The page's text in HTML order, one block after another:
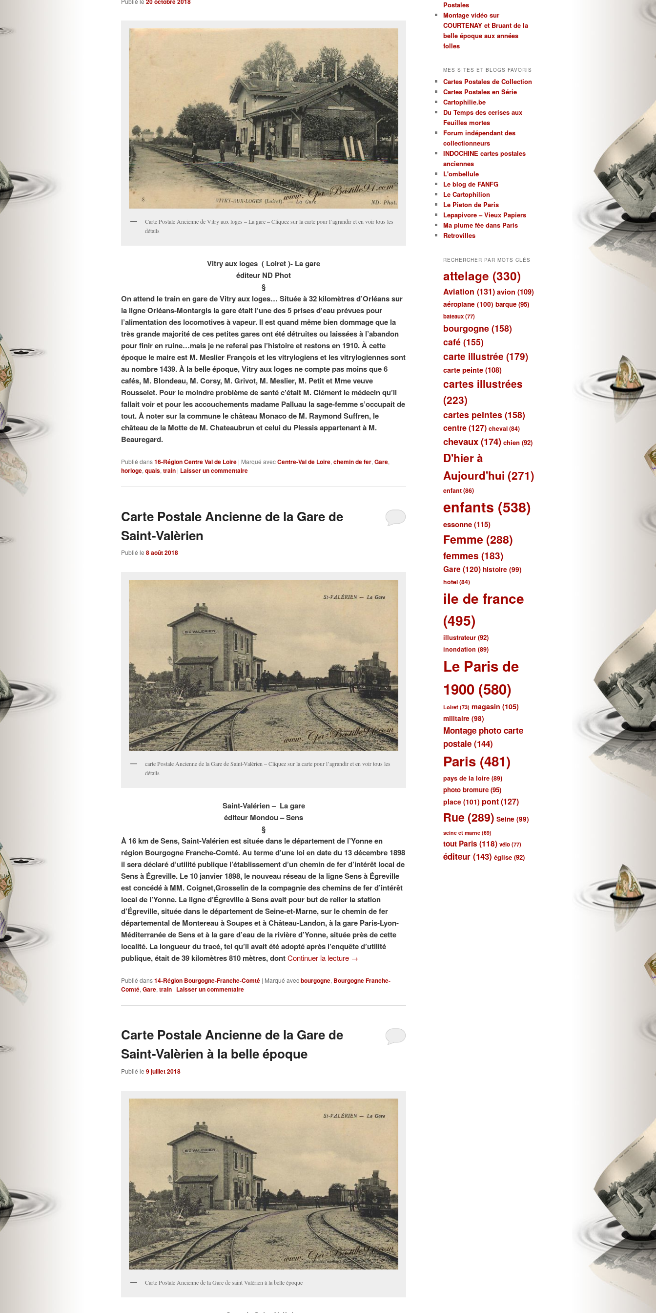
Carte Postale Ancienne de Vitry aux loges – La gare – Cliquez sur la carte pour l’agrandir et en voir tous les
détails
Vitry aux loges ( Loiret )- La gare
éditeur ND Phot
§
On attend le train en gare de Vitry aux loges… Située à 32 kilomètres d’Orléans sur
la ligne Orléans-Montargis la gare était l’une des 5 prises d’eau prévues pour
l’alimentation des locomotives à vapeur. Il est quand même bien dommage que la
très grande majorité de ces petites gares ont été détruites ou laissées à l’abandon
pour finir en ruine…mais je ne referai pas l’histoire et restons en 1910. À cette
époque le maire est M. Meslier François et les vitrylogiens et les vitrylogiennes sont
au nombre 1439. À la belle époque, Vitry aux loges ne compte pas moins que 6
cafés, M. Blondeau, M. Corsy, M. Grivot, M. Meslier, M. Petit et Mme veuve
Rousselet. Pour le moindre problème de santé c’était M. Clément le médecin qu’il
fallait voir et pour les accouchements madame Palluau la sage-femme s’occupait de
tout. À noter sur la commune le château Monaco de M. Raymond Suffren, le
château de la Motte de M. Chateaubrun et celui du Plessis appartenant à M.
Beauregard.
Publié dans16-Région Centre Val de Loire | Marqué avecCentre-Val de Loire, chemin de fer, Gare,
horloge, quais, train | Laisser un commentaire
Carte Postale Ancienne de la Gare de
Saint-Valèrien
Publié le 8 août 2018
carte Postale Ancienne de la Gare de Saint-Valèrien – Cliquez sur la carte pour l’agrandir et en voir tous les
détails
Saint-Valérien – La gare
éditeur Mondou – Sens
§
À 16 km de Sens, Saint-Valérien est située dans le département de l’Yonne en
région Bourgogne Franche-Comté. Au terme d’une loi en date du 13 décembre 1898
il sera déclaré d’utilité publique l’établissement d’un chemin de fer d’intérêt local de
Sens à Égreville. Le 10 janvier 1898, le nouveau réseau de la ligne Sens à Égreville
est concédé à MM. Coignet,Grosselin de la compagnie des chemins de fer d’intérêt
local de l’Yonne. La ligne d’Égreville à Sens avait pour but de relier la station
d’Égreville, située dans le département de Seine-et-Marne, sur le chemin de fer
départemental de Montereau à Soupes et à Château-Landon, à la gare Paris-Lyon-
Méditerranée de Sens et à la gare d’eau de la rivière d’Yonne, située près de cette
localité. La longueur du tracé, tel qu’il avait été adopté après l’enquête d’utilité
publique, était de 39 kilomètres 810 mètres, dontContinuer la lecture →
Publié dans14-Région Bourgogne-Franche-Comté | Marqué avecbourgogne, Bourgogne Franche-
Comté, Gare, train | Laisser un commentaire
Carte Postale Ancienne de la Gare de
Saint-Valèrien à la belle époque
Publié le 9 juillet 2018
Carte Postale Ancienne de la Gare de saint Valèrien à la belle époque
Postales
Montage vidéo sur
COURTENAY et Bruant de la
belle époque aux années
folles
MES SITES ET BLOGS FAVORIS
Cartes Postales de Collection
Cartes Postales en Série
Cartophilie.be
Du Temps des cerises aux
Feuilles mortes
Forum indépendant des
collectionneurs
INDOCHINE cartes postales
anciennes
L'ombellule
Le blog de FANFG
Le Cartophilion
Le Pieton de Paris
Lepapivore – Vieux Papiers
Ma plume fée dans Paris
Retrovilles
RECHERCHER PAR MOTS CLÉS
attelage (330)
Aviation (131) avion (109)
aéroplane (100) barque (95)
bateaux(77)
bourgogne (158)
café (155)
carte illustrée (179)
carte peinte (108)
cartes illustrées
(223)
cartes peintes (158)
centre(127) cheval(84)
chevaux(174) chien (92)
D'hier à
Aujourd'hui (271)
enfant(86)
enfants (538)
essonne(115)
Femme (288)
femmes (183)
Gare (120) histoire (99)
hôtel(84)
ile de france
(495)
illustrateur (92)
inondation (89)
Le Paris de
1900 (580)
Loiret (73) magasin (105)
militaire (98)
Montage photo carte
postale (144)
Paris (481)
pays de la loire (89)
photo bromure (95)
place (101) pont(127)
Rue (289) Seine (99)
seine et marne (69)
tout Paris (118) vélo(77)
éditeur (143) église (92)